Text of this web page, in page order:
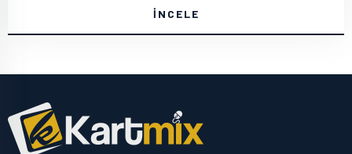
İNCELE